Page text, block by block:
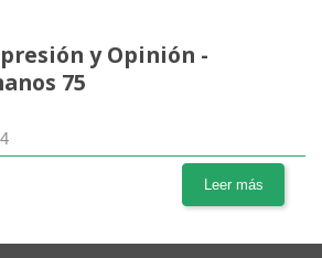
y Opinión -
75
Leer más